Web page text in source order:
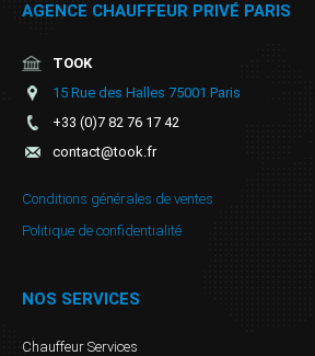
AGENCE CHAUFFEUR PRIVÉ PARIS
TOOK
15 Rue des Halles 75001 Paris
+33 (0)7 82 76 17 42
contact@took.fr
Conditions générales de ventes
Politique de confidentialité
NOS SERVICES
Chauffeur Services